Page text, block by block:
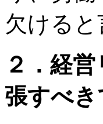
欠けると
２．経
張すべき